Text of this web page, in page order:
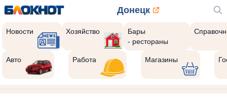
Донецк
Новости Хозяйство
Бары
- рестораны
Авто Работа Магазины